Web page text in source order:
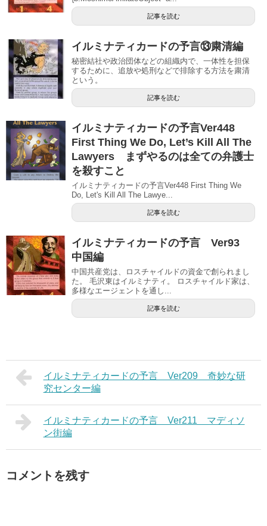
記事を読む
イルミナティカードの予言⑬粛清編
秘密結社や政治団体などの組織内で、一体性を担保
するために、追放や処刑などで排除する方法を粛清
という。
記事を読む
イルミナティカードの予言Ver448
First Thing We Do, Let’s Kill All The
Lawyers まずやるのは全ての弁護士
を殺すこと
イルミナティカードの予言Ver448 First Thing We
Do, Let's Kill All The Lawye...
記事を読む
イルミナティカードの予言 Ver93
中国編
中国共産党は、ロスチャイルドの資金で創られまし
た。 毛沢東はイルミナティ。 ロスチャイルド家は、
多様なエージェントを通し...
記事を読む
イルミナティカードの予言 Ver209 奇妙な研
究センター編
イルミナティカードの予言 Ver211 マディソ
ン街編
コメントを残す